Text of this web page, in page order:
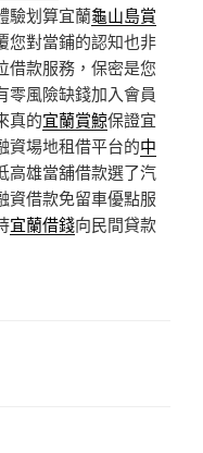
驗划算宜蘭龜山島賞
您對當鋪的認知也非
借款服務，保密是您
零風險缺錢加入會員
真的宜蘭賞鯨保證宜
資場地租借平台的中
高雄當舖借款選了汽
資借款免留車優點服
宜蘭借錢向民間貸款